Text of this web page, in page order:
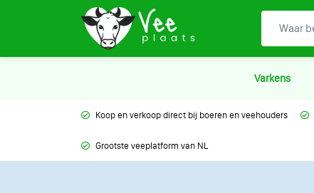
Varkens
Koop en verkoop direct bij boeren en veehouders
Grootste veeplatform van NL